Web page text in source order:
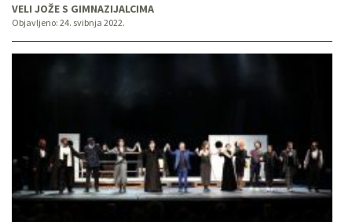
VELI JOŽE S GIMNAZIJALCIMA
Objavljeno: 24. svibnja 2022.